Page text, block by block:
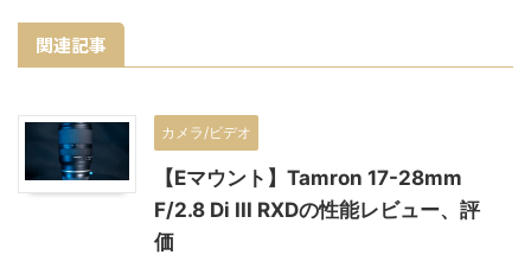
関連記事
カメラ/ビデオ
【Eマウント】Tamron 17-28mm
F/2.8 Di III RXDの性能レビュー、評
価